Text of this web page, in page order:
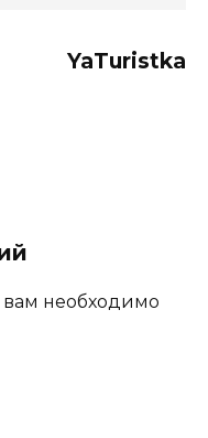
YaTuristka
необходимо